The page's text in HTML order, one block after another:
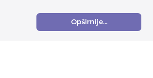
inovativnih proizvoda...
Opširnije...